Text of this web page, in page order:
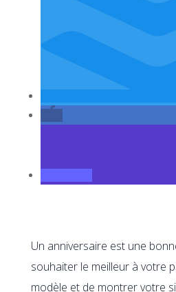
Un anniversaire est une
souhaiter le meilleur à votre
modèle et de montrer votre